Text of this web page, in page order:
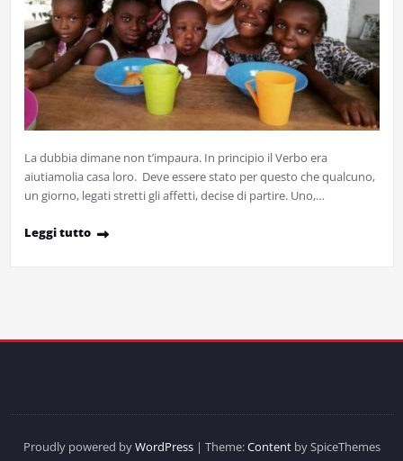
La dubbia dimane non t’impaura. In principio il Verbo era
aiutiamolia casa loro. Deve essere stato per questo che qualcuno,
un giorno, legati stretti gli affetti, decise di partire. Uno,…
Leggi tutto
Proudly powered byWordPress| Theme:Contentby SpiceThemes